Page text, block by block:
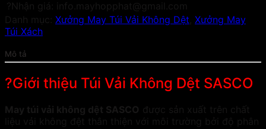
Xưởng May Túi Vải Không Dệt Xưởng May
Túi Xách
Mô tả
?Giới thiệu Túi Vải Không Dệt SASCO